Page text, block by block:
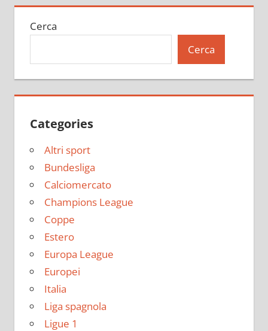
Cerca
Cerca
Categories
Altri sport
Bundesliga
Calciomercato
Champions League
Coppe
Estero
Europa League
Europei
Italia
Liga spagnola
Ligue 1